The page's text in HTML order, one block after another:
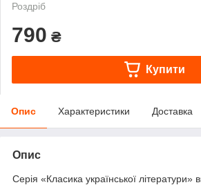
Роздріб
790 ₴
Купити
Опис Характеристики Доставка
Опис
Серія «Класика української літератури»